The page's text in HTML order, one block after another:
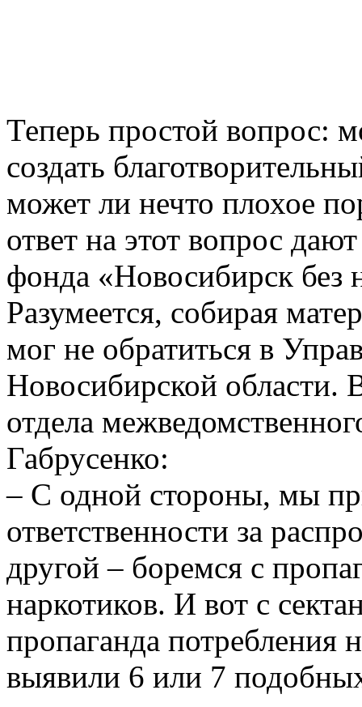
Теперь простой вопрос:
создать
может ли нечто плохое
ответ на этот вопрос
фонда «Новосибирск без
Разумеется, собирая
мог не обратиться в
Новосибирской области.
отдела
Габрусенко:
– С одной стороны, мы
ответственности за
другой – боремся с
наркотиков. И вот с
пропаганда
выявили 6 или 7